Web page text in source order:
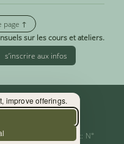
improve offerings.
page ↑
sur les cours et ateliers.
s’inscrire aux infos
- info@yoga.lu
Autor. d’Etablissement: N°